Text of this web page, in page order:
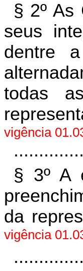
§ 2º As
seus
dentre
todas
vigência
§ 3º A
da
vigência